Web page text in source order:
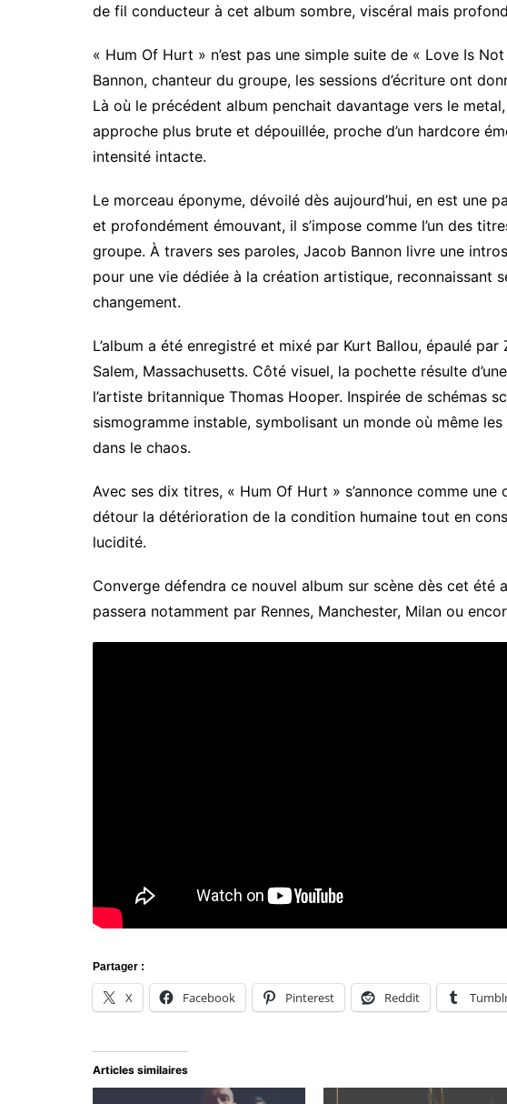
de fil conducteur à cet album sombre, viscéral mais
« Hum Of Hurt » n’est pas une simple suite de « Love Is
Bannon, chanteur du groupe, les sessions d’écriture ont
Là où le précédent album penchait davantage vers le
approche plus brute et dépouillée, proche d’un hardcore
intensité intacte.
Le morceau éponyme, dévoilé dès aujourd’hui, en est une
et profondément émouvant, il s’impose comme l’un des
groupe. À travers ses paroles, Jacob Bannon livre une
pour une vie dédiée à la création artistique, reconnaissant
changement.
L’album a été enregistré et mixé par Kurt Ballou, épaulé
Salem, Massachusetts. Côté visuel, la pochette résulte
l’artiste britannique Thomas Hooper. Inspirée de schémas
sismogramme instable, symbolisant un monde où même
dans le chaos.
Avec ses dix titres, « Hum Of Hurt » s’annonce comme
détour la détérioration de la condition humaine tout en
lucidité.
Converge défendra ce nouvel album sur scène dès cet été
passera notamment par Rennes, Manchester, Milan ou
Partager :
X Facebook Pinterest Reddit
Articles similaires